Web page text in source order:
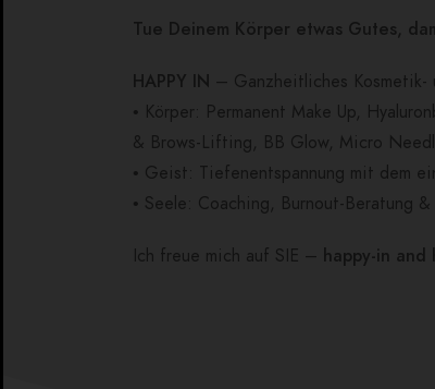
Tue Deinem Körper etwas Gutes,
HAPPY IN – Ganzheitliches Kosmetik-
• Körper: Permanent Make Up,
& Brows-Lifting, BB Glow, Micro
• Geist: Tiefenentspannung mit dem
• Seele: Coaching, Burnout-Beratung
Ich freue mich auf SIE – happy-in and